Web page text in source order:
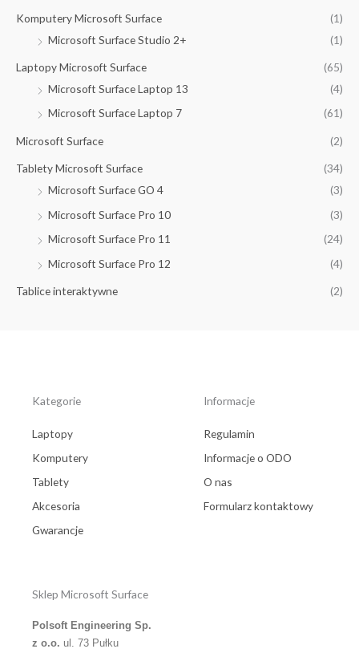
Komputery Microsoft Surface
(1)
Microsoft Surface Studio 2+
(1)
Laptopy Microsoft Surface
(65)
Microsoft Surface Laptop 13
(4)
Microsoft Surface Laptop 7
(61)
Microsoft Surface (2)
Tablety Microsoft Surface
(34)
Microsoft Surface GO 4
(3)
Microsoft Surface Pro 10
(3)
Microsoft Surface Pro 11
(24)
Microsoft Surface Pro 12
(4)
Tablice interaktywne (2)
Kategorie
Laptopy
Komputery
Tablety
Akcesoria
Gwarancje
Informacje
Regulamin
Informacje o ODO
O nas
Formularz kontaktowy
Sklep Microsoft Surface
Polsoft Engineering Sp.
z o.o. ul. 73 Pułku